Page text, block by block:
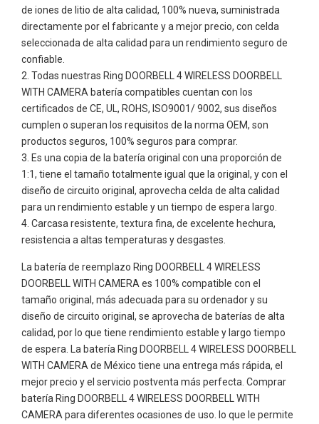
de iones de litio de alta calidad, 100% nueva, suministrada
directamente por el fabricante y a mejor precio, con celda
seleccionada de alta calidad para un rendimiento seguro de
confiable.
Todas nuestras Ring DOORBELL 4 WIRELESS DOORBELL
WITH CAMERA batería compatibles cuentan con los
certificados de CE, UL, ROHS, ISO9001/ 9002, sus diseños
cumplen o superan los requisitos de la norma OEM, son
productos seguros, 100% seguros para comprar.
Es una copia de la batería original con una proporción de
1:1, tiene el tamaño totalmente igual que la original, y con el
diseño de circuito original, aprovecha celda de alta calidad
para un rendimiento estable y un tiempo de espera largo.
Carcasa resistente, textura fina, de excelente hechura,
resistencia a altas temperaturas y desgastes.
La batería de reemplazo Ring DOORBELL 4 WIRELESS
DOORBELL WITH CAMERA es 100% compatible con el
tamaño original, más adecuada para su ordenador y su
diseño de circuito original, se aprovecha de baterías de alta
calidad, por lo que tiene rendimiento estable y largo tiempo
de espera. La batería Ring DOORBELL 4 WIRELESS DOORBELL
WITH CAMERA de México tiene una entrega más rápida, el
mejor precio y el servicio postventa más perfecta. Comprar
batería Ring DOORBELL 4 WIRELESS DOORBELL WITH
CAMERA para diferentes ocasiones de uso. lo que le permite